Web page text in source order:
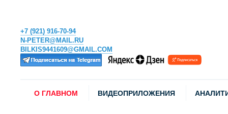
+7 (921) 916-70-94
N-PETER@MAIL.RU
BILKIS9441609@GMAIL.COM
О ГЛАВНОМ ВИДЕОПРИЛОЖЕНИЯ